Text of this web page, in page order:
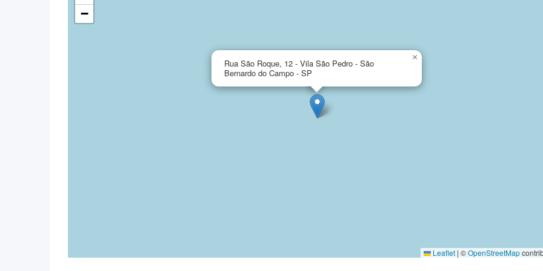
Rua São Roque, 12 - Vila São Pedro - São
Bernardo do Campo - SP
×
−
Leaflet | ©OpenStreetMap